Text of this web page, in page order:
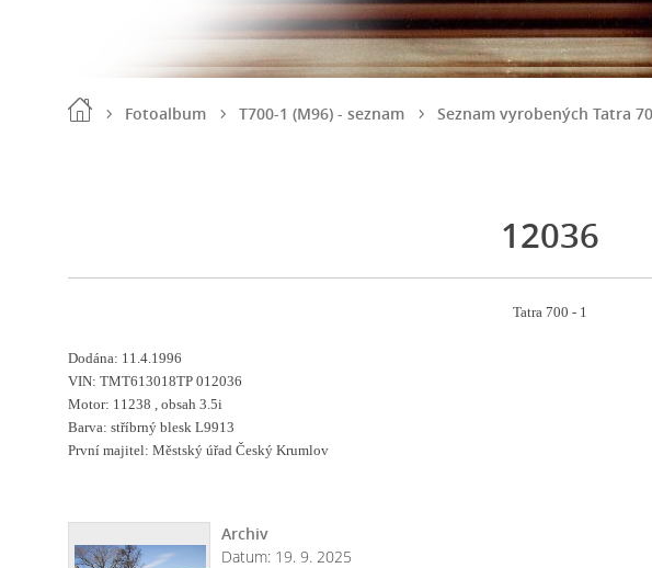
Fotoalbum T700-1 (M96) - seznam Seznam vyrobených Tatra
12036
Tatra 700 - 1
Dodána: 11.4.1996
VIN: TMT613018TP 012036
Motor: 11238 , obsah 3.5i
Barva: stříbrný blesk L9913
První majitel: Městský úřad Český Krumlov
Archiv
Datum: 19. 9. 2025